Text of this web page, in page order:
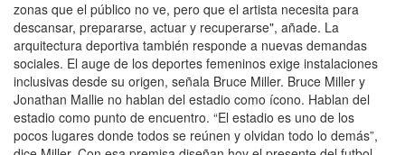
zonas que el público no ve, pero que el artista necesita para
descansar, prepararse, actuar y recuperarse", añade. La
arquitectura deportiva también responde a nuevas demandas
sociales. El auge de los deportes femeninos exige instalaciones
inclusivas desde su origen, señala Bruce Miller. Bruce Miller y
Jonathan Mallie no hablan del estadio como ícono. Hablan del
estadio como punto de encuentro. “El estadio es uno de los
pocos lugares donde todos se reúnen y olvidan todo lo demás”,